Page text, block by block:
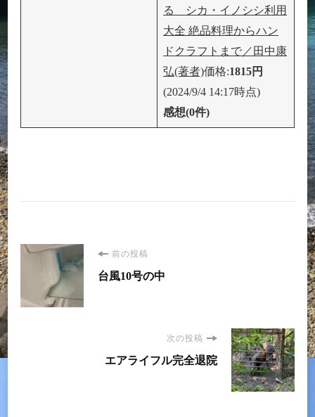
る シカ・イノシシ利用
大全 絶品料理からハン
ドクラフトまで／田中康
弘(著者)価格:1815円
(2024/9/4 14:17時点)
感想(0件)
投
稿
前の投稿
台風10号の中
次の投稿
エアライフル完全退院